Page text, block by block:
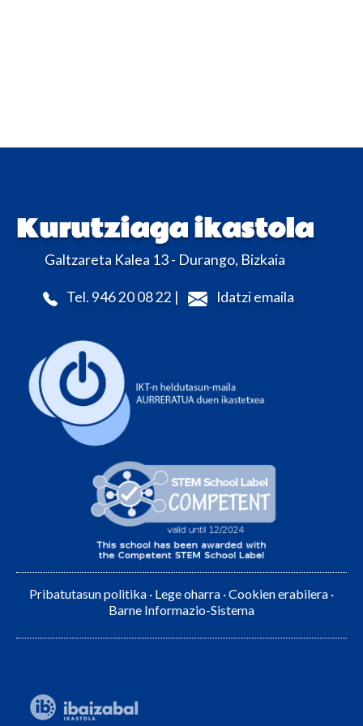
Kurutziaga ikastola
Galtzareta Kalea 13 - Durango, Bizkaia
Tel. 946 20 08 22 | Idatzi emaila
Pribatutasun politika · Lege oharra ·Cookien erabilera ·
Barne Informazio-Sistema